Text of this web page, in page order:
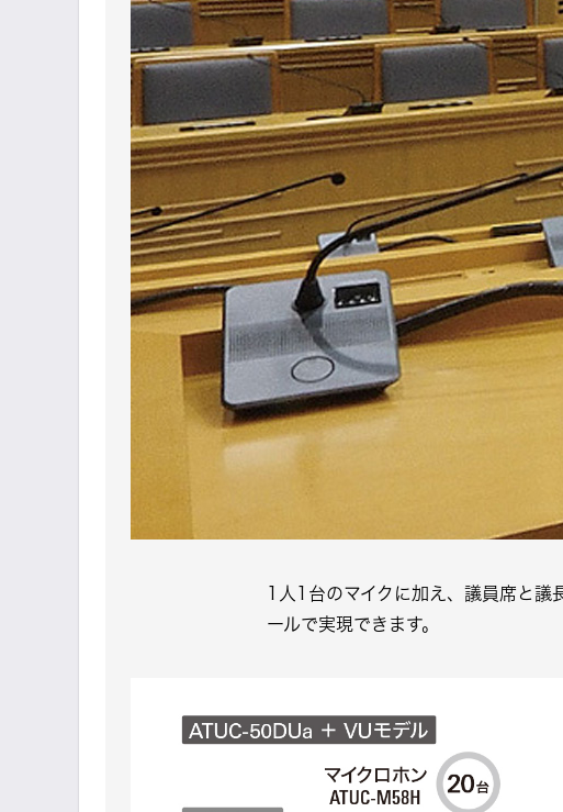
1人1台のマイクに加え、議員席と議
ールで実現できます。